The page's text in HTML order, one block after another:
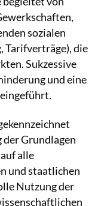
sozialen
Tarifverträge), die
Sukzessive
und eine
Grundlagen
alle
und staatlichen
Nutzung der